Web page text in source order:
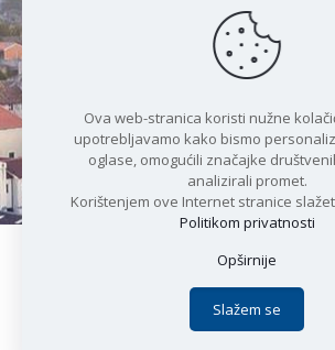
Čudesan spoj
prirode
Copyright © 2021 Općina Karlobag | Sva
Politika privatnosti
Apoc IT
Ova web-stranica koristi nužne
upotrebljavamo kako bismo
oglase, omogućili značajke
analizirali promet.
Korištenjem ove Internet stranice
Politikom privatnosti
Opširnije
Slažem se